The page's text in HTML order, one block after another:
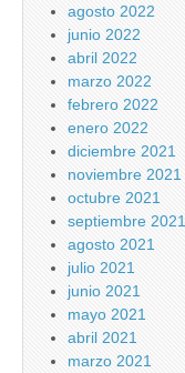
agosto 2022
junio 2022
abril 2022
marzo 2022
febrero 2022
enero 2022
diciembre 2021
noviembre 2021
octubre 2021
septiembre 2021
agosto 2021
julio 2021
junio 2021
mayo 2021
abril 2021
marzo 2021